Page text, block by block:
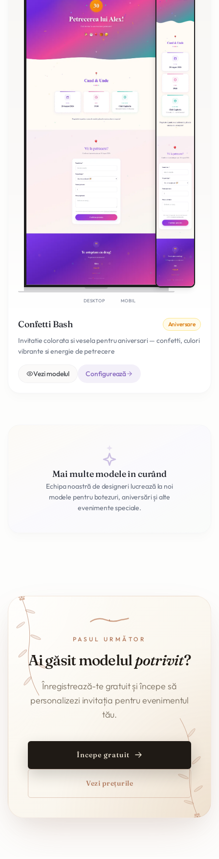
DESKTOP MOBIL
Confetti Bash Aniversare
Invitatie colorata si vesela pentru aniversari — confetti, culori
vibrante si energie de petrecere
Vezi modelul Configurează
Mai multe modele în curând
Echipa noastră de designeri lucrează la noi
modele pentru botezuri, aniversări și alte
evenimente speciale.
PASUL URMĂTOR
Ai găsit modelulpotrivit?
Înregistrează-te gratuit și începe să
personalizezi invitația pentru evenimentul
tău.
Începe gratuit
Vezi prețurile